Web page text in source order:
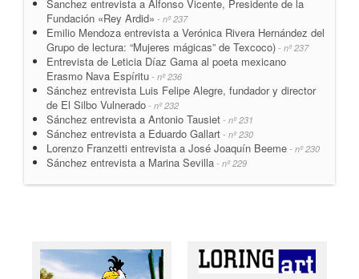
Sanchez entrevista a Alfonso Vicente, Presidente de la
Fundación «Rey Ardid» - nº 237
Emilio Mendoza entrevista a Verónica Rivera Hernández del
Grupo de lectura: “Mujeres mágicas” de Texcoco) - nº 237
Entrevista de Leticia Díaz Gama al poeta mexicano
Erasmo Nava Espíritu - nº 236
Sánchez entrevista Luis Felipe Alegre, fundador y director
de El Silbo Vulnerado - nº 232
Sánchez entrevista a Antonio Tausiet - nº 231
Sánchez entrevista a Eduardo Gallart - nº 230
Lorenzo Franzetti entrevista a José Joaquín Beeme - nº 230
Sánchez entrevista a Marina Sevilla - nº 229